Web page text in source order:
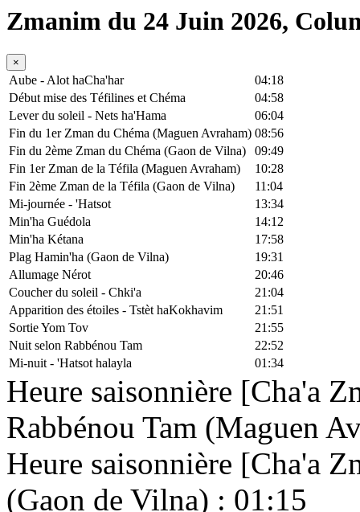
Zmanim du 24 Juin 2026,
×
Aube - Alot haCha'har
04:18
Début mise des Téfilines et Chéma
04:58
Lever du soleil - Nets ha'Hama
06:04
Fin du 1er Zman du Chéma (Maguen Avraham) 08:56
Fin du 2ème Zman du Chéma (Gaon de Vilna)
09:49
Fin 1er Zman de la Téfila (Maguen Avraham)
10:28
Fin 2ème Zman de la Téfila (Gaon de Vilna)
11:04
Mi-journée - 'Hatsot
13:34
Min'ha Guédola
14:12
Min'ha Kétana
17:58
Plag Hamin'ha (Gaon de Vilna)
19:31
Allumage Nérot
20:46
Coucher du soleil - Chki'a
21:04
Apparition des étoiles - Tstèt haKokhavim
21:51
Sortie Yom Tov
21:55
Nuit selon Rabbénou Tam
22:52
Mi-nuit - 'Hatsot halayla
01:34
Heure saisonnière [Cha'a
Rabbénou Tam (Maguen
Heure saisonnière [Cha'a
(Gaon de Vilna) : 01:15